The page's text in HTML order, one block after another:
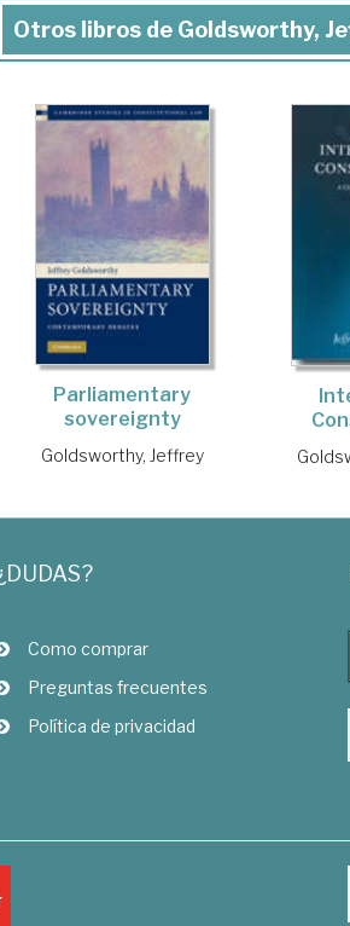
Otros libros de Goldsworthy,
Parliamentary
sovereignty
Goldsworthy, Jeffrey
Como comprar
Preguntas frecuentes
Política de privacidad